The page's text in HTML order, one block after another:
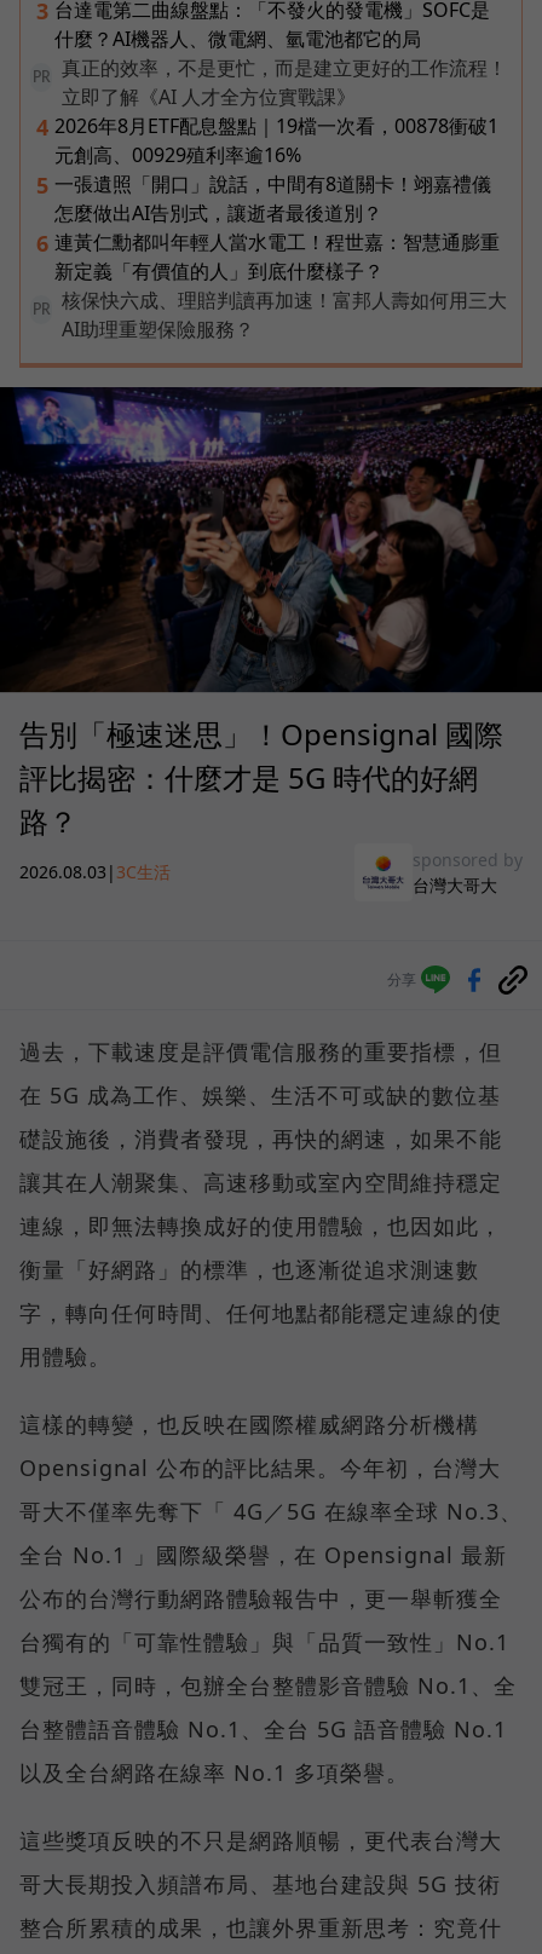
3 台達電第二曲線盤點：「不發火的發電機」SOFC是
什麼？AI機器人、微電網、氫電池都它的局
PR
真正的效率，不是更忙，而是建立更好的工作流程！
立即了解《AI 人才全方位實戰課》
4 2026年8月ETF配息盤點｜19檔一次看，00878衝破1
元創高、00929殖利率逾16%
5 一張遺照「開口」說話，中間有8道關卡！翊嘉禮儀
怎麼做出AI告別式，讓逝者最後道別？
6 連黃仁勳都叫年輕人當水電工！程世嘉：智慧通膨重
新定義「有價值的人」到底什麼樣子？
PR
核保快六成、理賠判讀再加速！富邦人壽如何用三大
AI助理重塑保險服務？
告別「極速迷思」！Opensignal 國際
評比揭密：什麼才是 5G 時代的好網
路？
2026.08.03 | 3C生活
sponsored by
台灣大哥大
分享
過去，下載速度是評價電信服務的重要指標，但
在 5G 成為工作、娛樂、生活不可或缺的數位基
礎設施後，消費者發現，再快的網速，如果不能
讓其在人潮聚集、高速移動或室內空間維持穩定
連線，即無法轉換成好的使用體驗，也因如此，
衡量「好網路」的標準，也逐漸從追求測速數
字，轉向任何時間、任何地點都能穩定連線的使
用體驗。
這樣的轉變，也反映在國際權威網路分析機構
Opensignal 公布的評比結果。今年初，台灣大
哥大不僅率先奪下「 4G／5G 在線率全球 No.3、
全台 No.1 」國際級榮譽，在 Opensignal 最新
公布的台灣行動網路體驗報告中，更一舉斬獲全
台獨有的「可靠性體驗」與「品質一致性」No.1
雙冠王，同時，包辦全台整體影音體驗 No.1、全
台整體語音體驗 No.1、全台 5G 語音體驗 No.1
以及全台網路在線率 No.1 多項榮譽。
這些獎項反映的不只是網路順暢，更代表台灣大
哥大長期投入頻譜布局、基地台建設與 5G 技術
整合所累積的成果，也讓外界重新思考：究竟什